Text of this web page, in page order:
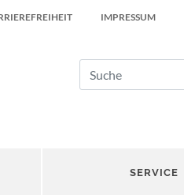
IMPRESSUM
SERVICE